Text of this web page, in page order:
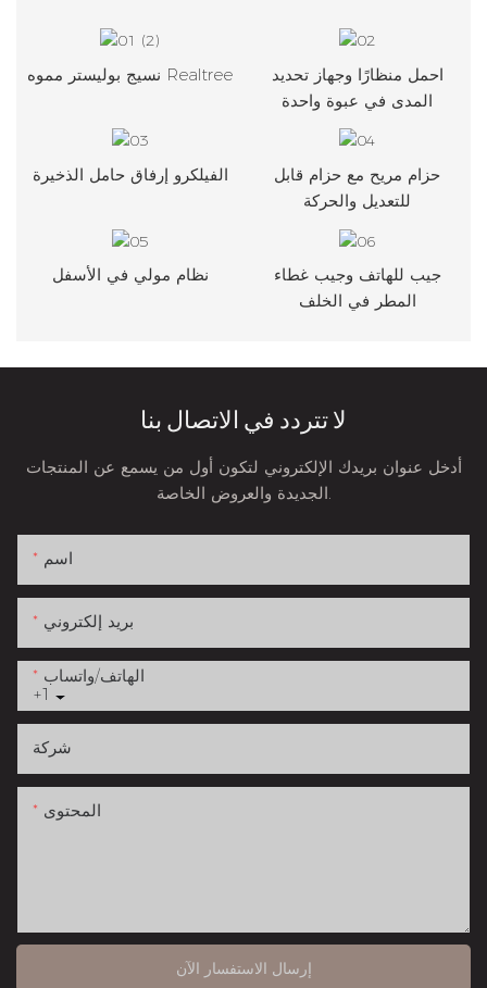
نسيج بوليستر مموه Realtree
احمل منظارًا وجهاز تحديد
المدى في عبوة واحدة
الفيلكرو إرفاق حامل الذخيرة
حزام مريح مع حزام قابل
للتعديل والحركة
نظام مولي في الأسفل
جيب للهاتف وجيب غطاء
المطر في الخلف
لا تتردد في الاتصال بنا
أدخل عنوان بريدك الإلكتروني لتكون أول من يسمع عن المنتجات
الجديدة والعروض الخاصة.
اسم
بريد إلكتروني
+1
الهاتف/واتساب
شركة
المحتوى
إرسال الاستفسار الآن